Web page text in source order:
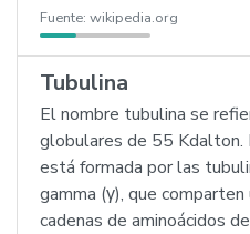
Fuente: wikipedia.org
Tubulina
El nombre tubulina se
globulares de 55 Kdalton.
está formada por las
gamma (γ), que
cadenas de aminoácidos